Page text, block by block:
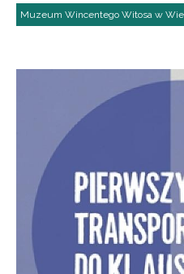
Muzeum Wincentego Witosa w